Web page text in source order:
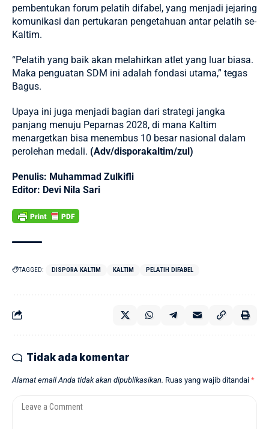
pembentukan forum pelatih difabel, yang menjadi jejaring
komunikasi dan pertukaran pengetahuan antar pelatih se-
Kaltim.
“Pelatih yang baik akan melahirkan atlet yang luar biasa.
Maka penguatan SDM ini adalah fondasi utama,” tegas
Bagus.
Upaya ini juga menjadi bagian dari strategi jangka
panjang menuju Peparnas 2028, di mana Kaltim
menargetkan bisa menembus 10 besar nasional dalam
perolehan medali. (Adv/disporakaltim/zul)
Penulis: Muhammad Zulkifli
Editor: Devi Nila Sari
TAGGED: DISPORA KALTIM KALTIM PELATIH DIFABEL
Tidak ada komentar
Alamat email Anda tidak akan dipublikasikan. Ruas yang wajib ditandai *